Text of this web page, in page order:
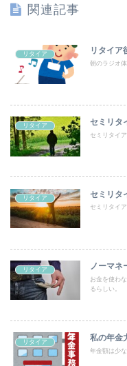
関連記事
リタイア リタイア
朝のラジオ
リタイア セミリタ
セミリタイ
リタイア セミリタ
セミリタイ
リタイア ノーマネ
お金を使わ
るらしい。
リタイア 私の年金
年金額は少